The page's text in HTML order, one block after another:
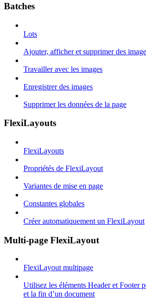
Batches
Lots
Ajouter, afficher et supprimer des
Travailler avec les images
Enregistrer des images
Supprimer les données de la page
FlexiLayouts
FlexiLayouts
Propriétés de FlexiLayout
Variantes de mise en page
Constantes globales
Créer automatiquement un FlexiLayout
Multi-page FlexiLayout
FlexiLayout multipage
Utilisez les éléments Header et Footer
et la fin d’un document